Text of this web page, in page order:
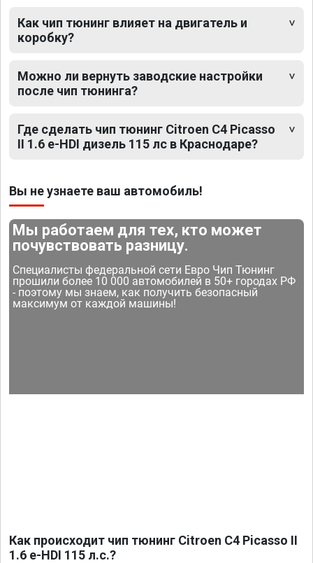
Как чип тюнинг влияет на двигатель и
коробку?
Можно ли вернуть заводские настройки
после чип тюнинга?
Где сделать чип тюнинг Citroen C4 Picasso
II 1.6 e-HDI дизель 115 лс в Краснодаре?
Вы не узнаете ваш автомобиль!
Мы работаем для тех, кто может
почувствовать разницу.
Специалисты федеральной сети Евро Чип Тюнинг
прошили более 10 000 автомобилей в 50+ городах РФ
- поэтому мы знаем, как получить безопасный
максимум от каждой машины!
Как происходит чип тюнинг Citroen C4 Picasso II
1.6 e-HDI 115 л.с.?